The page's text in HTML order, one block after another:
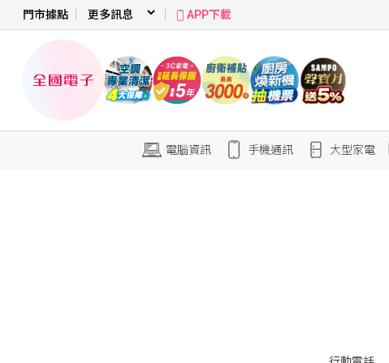
門市據點 APP下載
電腦資訊 手機通訊 大型家電